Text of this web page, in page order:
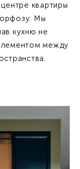
квартиры
Мы
кухню не
между